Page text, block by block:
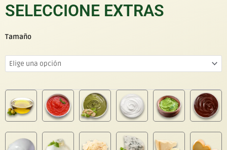
SELECCIONE EXTRAS
Tamaño